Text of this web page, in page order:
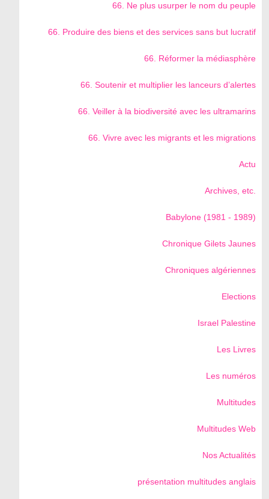
66. Ne plus usurper le nom du peuple
66. Produire des biens et des services sans but lucratif
66. Réformer la médiasphère
66. Soutenir et multiplier les lanceurs d’alertes
66. Veiller à la biodiversité avec les ultramarins
66. Vivre avec les migrants et les migrations
Actu
Archives, etc.
Babylone (1981 - 1989)
Chronique Gilets Jaunes
Chroniques algériennes
Elections
Israel Palestine
Les Livres
Les numéros
Multitudes
Multitudes Web
Nos Actualités
présentation multitudes anglais